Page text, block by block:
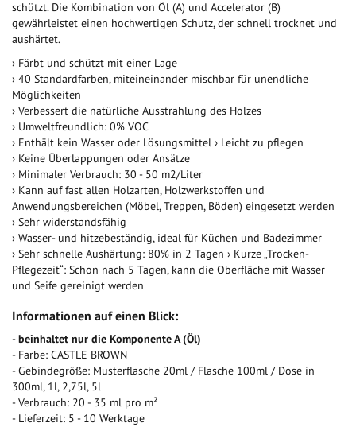
schützt. Die Kombination von Öl (A) und Accelerator (B)
gewährleistet einen hochwertigen Schutz, der schnell trocknet und
aushärtet.
› Färbt und schützt mit einer Lage
› 40 Standardfarben, miteineinander mischbar für unendliche
Möglichkeiten
› Verbessert die natürliche Ausstrahlung des Holzes
› Umweltfreundlich: 0% VOC
› Enthält kein Wasser oder Lösungsmittel › Leicht zu pflegen
› Keine Überlappungen oder Ansätze
› Minimaler Verbrauch: 30 - 50 m2/Liter
› Kann auf fast allen Holzarten, Holzwerkstoffen und
Anwendungsbereichen (Möbel, Treppen, Böden) eingesetzt werden
› Sehr widerstandsfähig
› Wasser- und hitzebeständig, ideal für Küchen und Badezimmer
› Sehr schnelle Aushärtung: 80% in 2 Tagen › Kurze „Trocken-
Pflegezeit“: Schon nach 5 Tagen, kann die Oberfläche mit Wasser
und Seife gereinigt werden
Informationen auf einen Blick:
-beinhaltet nur die Komponente A (Öl)
- Farbe: CASTLE BROWN
- Gebindegröße: Musterflasche 20ml / Flasche 100ml / Dose in
300ml, 1l, 2,75l, 5l
- Verbrauch: 20 - 35 ml pro m²
- Lieferzeit: 5 - 10 Werktage